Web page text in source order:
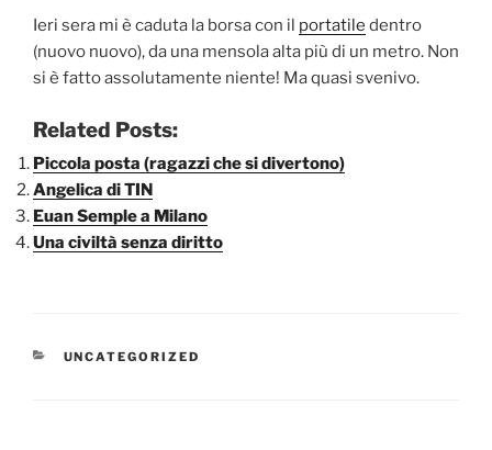
Ieri sera mi è caduta la borsa con il portatile dentro
(nuovo nuovo), da una mensola alta più di un metro. Non
si è fatto assolutamente niente! Ma quasi svenivo.
Related Posts:
Piccola posta (ragazzi che si divertono)
Angelica di TIN
Euan Semple a Milano
Una civiltà senza diritto
CATEGORIE
UNCATEGORIZED